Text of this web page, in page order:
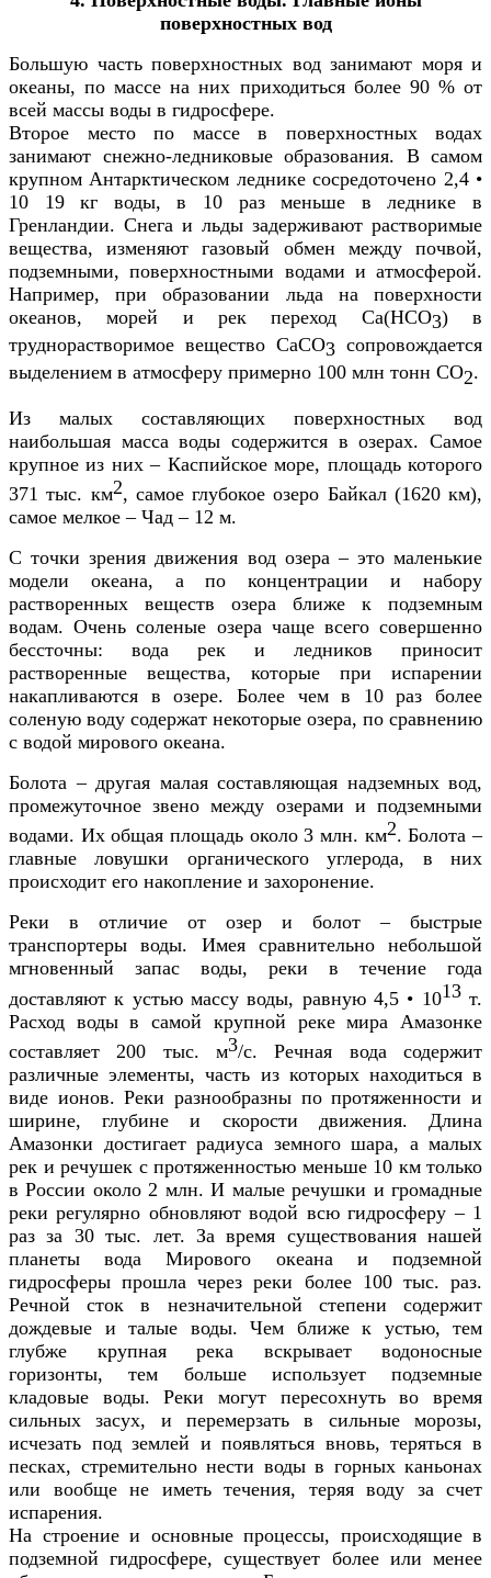
поверхностных вод
Большую часть поверхностных вод занимают моря и
океаны, по массе на них приходиться более 90 % от
всей массы воды в гидросфере.
Второе место по массе в поверхностных водах
занимают снежно-ледниковые образования. В самом
крупном Антарктическом леднике сосредоточено 2,4 •
10 19 кг воды, в 10 раз меньше в леднике в
Гренландии. Снега и льды задерживают растворимые
вещества, изменяют газовый обмен между почвой,
подземными, поверхностными водами и атмосферой.
Например, при образовании льда на поверхности
океанов, морей и рек переход Ca(HCO3) в
труднорастворимое вещество CaCO3 сопровождается
выделением в атмосферу примерно 100 млн тонн СО2.
Из малых составляющих поверхностных вод
наибольшая масса воды содержится в озерах. Самое
крупное из них – Каспийское море, площадь которого
371 тыс. км2, самое глубокое озеро Байкал (1620 км),
самое мелкое – Чад – 12 м.
С точки зрения движения вод озера – это маленькие
модели океана, а по концентрации и набору
растворенных веществ озера ближе к подземным
водам. Очень соленые озера чаще всего совершенно
бессточны: вода рек и ледников приносит
растворенные вещества, которые при испарении
накапливаются в озере. Более чем в 10 раз более
соленую воду содержат некоторые озера, по сравнению
с водой мирового океана.
Болота – другая малая составляющая надземных вод,
промежуточное звено между озерами и подземными
водами. Их общая площадь около 3 млн. км2. Болота –
главные ловушки органического углерода, в них
происходит его накопление и захоронение.
Реки в отличие от озер и болот – быстрые
транспортеры воды. Имея сравнительно небольшой
мгновенный запас воды, реки в течение года
доставляют к устью массу воды, равную 4,5 • 1013т.
Расход воды в самой крупной реке мира Амазонке
составляет 200 тыс. м3/с. Речная вода содержит
различные элементы, часть из которых находиться в
виде ионов. Реки разнообразны по протяженности и
ширине, глубине и скорости движения. Длина
Амазонки достигает радиуса земного шара, а малых
рек и речушек с протяженностью меньше 10 км только
в России около 2 млн. И малые речушки и громадные
реки регулярно обновляют водой всю гидросферу – 1
раз за 30 тыс. лет. За время существования нашей
планеты вода Мирового океана и подземной
гидросферы прошла через реки более 100 тыс. раз.
Речной сток в незначительной степени содержит
дождевые и талые воды. Чем ближе к устью, тем
глубже крупная река вскрывает водоносные
горизонты, тем больше использует подземные
кладовые воды. Реки могут пересохнуть во время
сильных засух, и перемерзать в сильные морозы,
исчезать под землей и появляться вновь, теряться в
песках, стремительно нести воды в горных каньонах
или вообще не иметь течения, теряя воду за счет
испарения.
На строение и основные процессы, происходящие в
подземной гидросфере, существует более или менее